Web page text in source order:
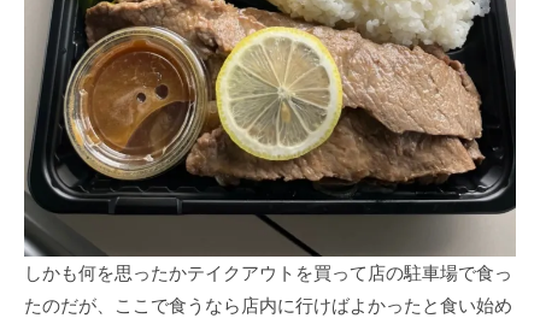
しかも何を思ったかテイクアウトを買って店の駐車場で食っ
たのだが、ここで食うなら店内に行けばよかったと食い始め